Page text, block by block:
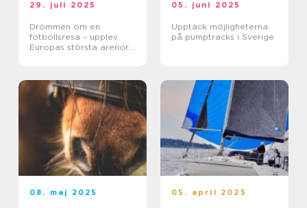
29. juli 2025
Drömmen om en
fotbollsresa – upplev
Europas största arenor
05. juni 2025
Upptäck möjligheterna
på pumptracks i Sverige
08. maj 2025 05. april 2025